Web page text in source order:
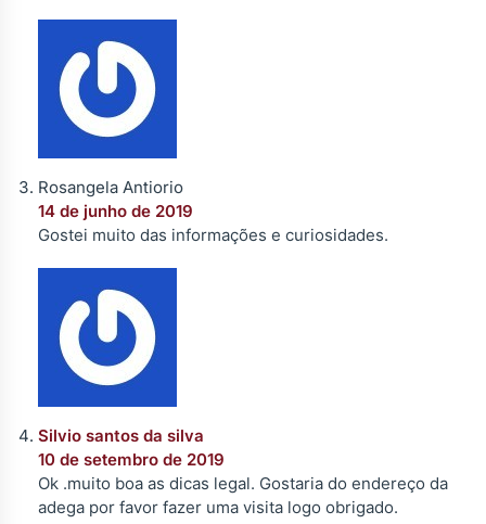
Rosangela Antiorio
14 de junho de 2019
Gostei muito das informações e curiosidades.
Silvio santos da silva
10 de setembro de 2019
Ok .muito boa as dicas legal. Gostaria do endereço da
adega por favor fazer uma visita logo obrigado.